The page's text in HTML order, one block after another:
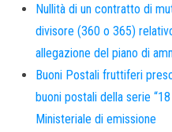
Nullità di un contratto di
divisore (360 o 365)
allegazione del piano di
Buoni Postali fruttiferi
buoni postali della serie
Ministeriale di emissione